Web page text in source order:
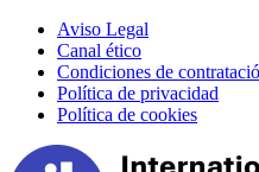
Aviso Legal
Canal ético
Condiciones de
Política de privacidad
Política de cookies